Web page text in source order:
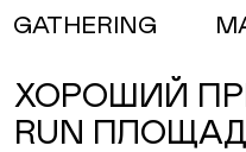
GATHERING
ХОРОШИЙ
RUN